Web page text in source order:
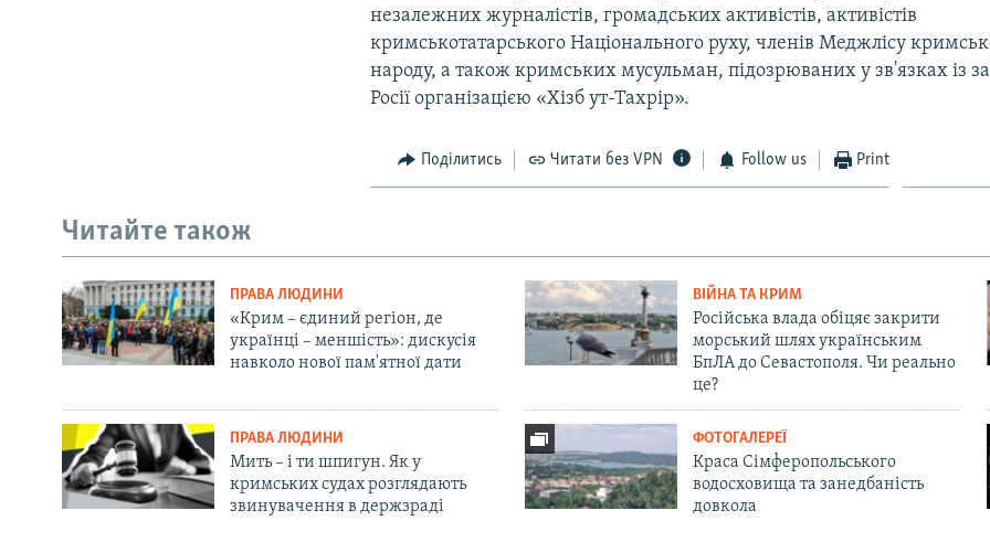
незалежних журналістів, громадських активістів, активістів
кримськотатарського Національного руху, членів Меджлісу
народу, а також кримських мусульман, підозрюваних у зв'язках із
Росії організацією «Хізб ут-Тахрір».
Поділитись Читати без VPN Follow us Print
Читайте також
ПРАВА ЛЮДИНИ
«Крим – єдиний регіон, де
українці – меншість»: дискусія
навколо нової пам'ятної дати
ВІЙНА ТА КРИМ
Російська влада обіцяє закрити
морський шлях українським
БпЛА до Севастополя. Чи реально
це?
ПРАВА ЛЮДИНИ
Мить – і ти шпигун. Як у
кримських судах розглядають
звинувачення в держзраді
ФОТОГАЛЕРЕЇ
Краса Сімферопольського
водосховища та занедбаність
довкола